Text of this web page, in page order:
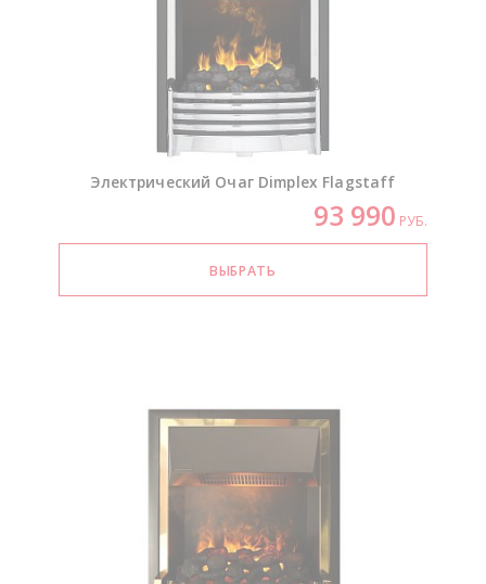
Электрический Очаг Dimplex Flagstaff
93 990 РУБ.